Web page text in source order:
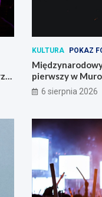
KULTURA POKAZ
pierwszy w
6 sierpnia 2026